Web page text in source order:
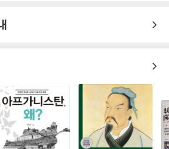
뚫는 자가 전장을 지배한다
하라
다 - 제갈량의 읍참마속
하고는, 그 글자를 확인하려 불을 밝히게 했다.
고 칼을 빼어 자결하며, 죽기 직전 이렇게 탄식
을 빛내주는구나!”
나라 군을 궤멸시키고 위나라 태자마저 포로로
에서
말고, 상대를 파악하고 나의 약점을 보완해 승
직여야 한다는 것이다.
, 손자의 통찰은 정치·경제·비즈니스·인간관
에서 진정한 승리의 의미를 묻고, 전쟁의 모
는 승패 예측, 지형 파악과 주도권 장악, 지휘
, 첩자와 심리전 운용까지 총망라한다. 그 본질
리 분석, 조직 경영과 다르지 않다.